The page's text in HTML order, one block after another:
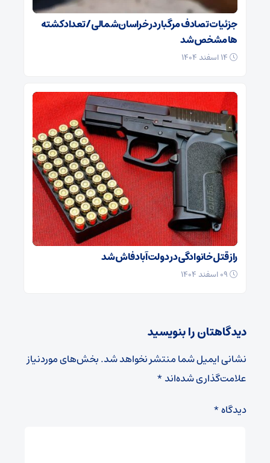
جزئیات تصادف مرگبار در خراسان‌شمالی/ تعداد کشته
ها مشخص شد
راز قتل خانوادگی در دولت‌آباد فاش شد
دیدگاهتان را بنویسید
نشانی ایمیل شما منتشر نخواهد شد.بخش‌های موردنیاز
علامت‌گذاری شده‌اند*
دیدگاه*